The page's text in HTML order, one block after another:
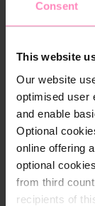
Consent
This website
Our website
optimised user
and enable
Optional
online offering
optional
from third
recipients of
Hier finden
Pearlwater
wie Sie Ihr
Details und